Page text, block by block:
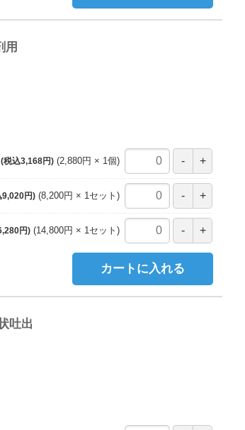
用
(税込3,168円) 2,880円 1個
9,020円) 8,200円 1セット
円) 14,800円 1セット
カートに入れる
吐出